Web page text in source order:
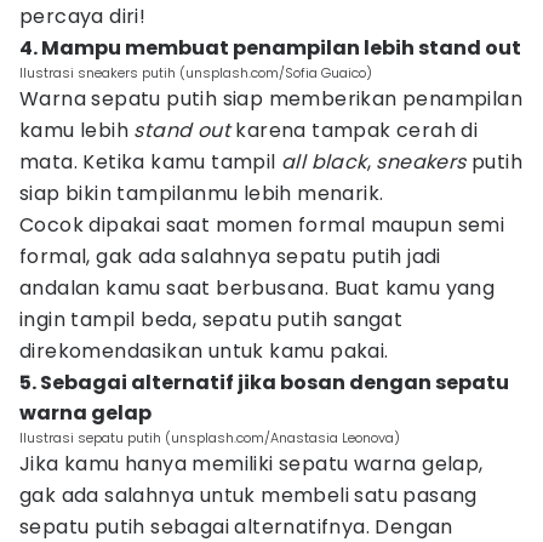
percaya diri!
4. Mampu membuat penampilan lebih stand out
Ilustrasi sneakers putih (unsplash.com/Sofia Guaico)
Warna sepatu putih siap memberikan penampilan
kamu lebih stand outkarena tampak cerah di
mata. Ketika kamu tampil all black, sneakers putih
siap bikin tampilanmu lebih menarik.
Cocok dipakai saat momen formal maupun semi
formal, gak ada salahnya sepatu putih jadi
andalan kamu saat berbusana. Buat kamu yang
ingin tampil beda, sepatu putih sangat
direkomendasikan untuk kamu pakai.
5. Sebagai alternatif jika bosan dengan sepatu
warna gelap
Ilustrasi sepatu putih (unsplash.com/Anastasia Leonova)
Jika kamu hanya memiliki sepatu warna gelap,
gak ada salahnya untuk membeli satu pasang
sepatu putih sebagai alternatifnya. Dengan